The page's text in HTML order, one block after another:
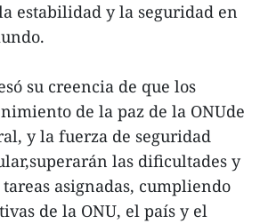
estabilidad y la seguridad en
su creencia de que los
de la paz de la ONUde
y la fuerza de seguridad
las dificultades y
asignadas, cumpliendo
de la ONU, el país y el